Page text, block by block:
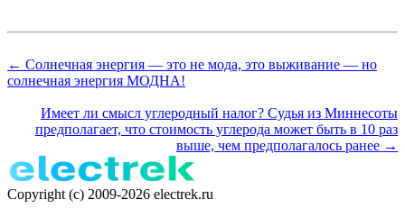
← Солнечная энергия — это не мода, это выживание — но
солнечная энергия МОДНА!
Имеет ли смысл углеродный налог? Судья из Миннесоты
предполагает, что стоимость углерода может быть в 10 раз
выше, чем предполагалось ранее →
Copyright (c) 2009-2026 electrek.ru